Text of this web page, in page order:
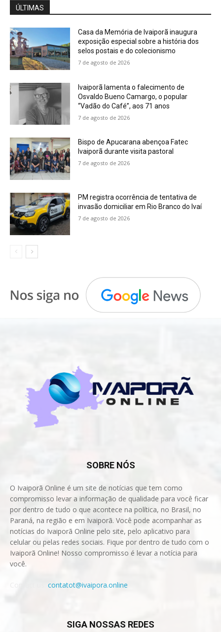
ÚLTIMAS
Casa da Memória de Ivaiporã inaugura
exposição especial sobre a história dos
selos postais e do colecionismo
7 de agosto de 2026
Ivaiporã lamenta o falecimento de
Osvaldo Bueno Camargo, o popular
“Vadão do Café”, aos 71 anos
7 de agosto de 2026
Bispo de Apucarana abençoa Fatec
Ivaiporã durante visita pastoral
7 de agosto de 2026
PM registra ocorrência de tentativa de
invasão domiciliar em Rio Branco do Ivaí
7 de agosto de 2026
SOBRE NÓS
O Ivaiporã Online é um site de notícias que tem como
compromisso levar a informação de qualidade para você ficar
por dentro de tudo o que acontece na política, no Brasil, no
Paraná, na região e em Ivaiporã. Você pode acompanhar as
notícias do Ivaiporã Online pelo site, pelo aplicativo para
celular ou pelas redes sociais. Fique por dentro de tudo com o
Ivaiporã Online! Nosso compromisso é levar a notícia para
você.
contatot@ivaipora.online
SIGA NOSSAS REDES